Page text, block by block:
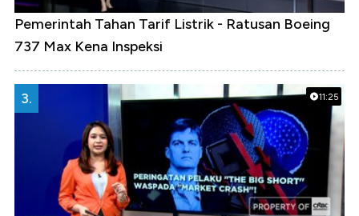
Pemerintah Tahan Tarif Listrik - Ratusan Boeing
737 Max Kena Inspeksi
11:25
3.